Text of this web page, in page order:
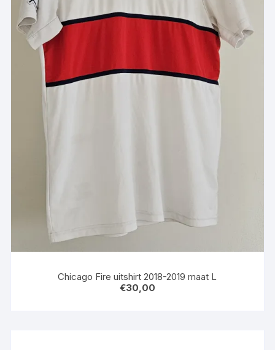
Chicago Fire uitshirt 2018-2019 maat L
€30,00